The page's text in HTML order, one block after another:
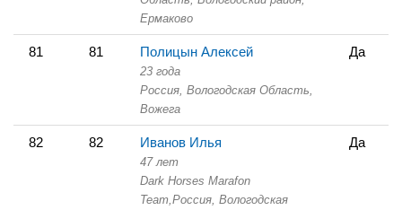
Ермаково
81 81 Полицын Алексей
23 года
Россия, Вологодская Область,
Вожега
Да
82 82 Иванов Илья
47 лет
Dark Horses Marafon
Team, Россия, Вологодская
Да